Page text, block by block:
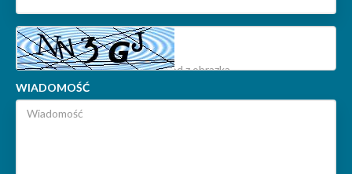
WIADOMOŚĆ